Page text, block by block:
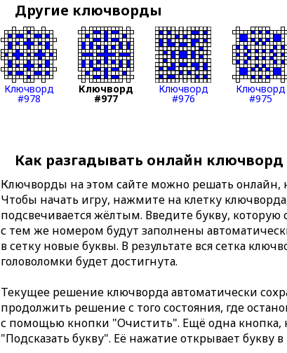
Другие ключворды
Ключворд
#978
Ключворд
#977
Ключворд
#976
Ключворд
#975
Как разгадывать онлайн ключворд
Ключворды на этом сайте можно решать онлайн,
Чтобы начать игру, нажмите на клетку
подсвечивается жёлтым. Введите букву, которую
с тем же номером будут заполнены
в сетку новые буквы. В результате вся сетка
головоломки будет достигнута.
Текущее решение ключворда автоматически
продолжить решение с того состояния, где
с помощью кнопки "Очистить". Ещё одна кнопка,
"Подсказать букву". Её нажатие открывает букву